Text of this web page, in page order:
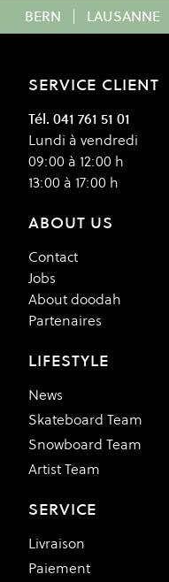
BERN | LAUSANNE
SERVICE CLIENT
Tél. 041 761 51 01
Lundi à vendredi
09:00 à 12:00 h
13:00 à 17:00 h
ABOUT US
Contact
Jobs
About doodah
Partenaires
LIFESTYLE
News
Skateboard Team
Snowboard Team
Artist Team
SERVICE
Livraison
Paiement